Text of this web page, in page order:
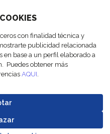
con finalidad técnica y
publicidad relacionada
en base a un perfil elaborado a
Puedes obtener más
AQUI.
Proteção de Dados Conduta